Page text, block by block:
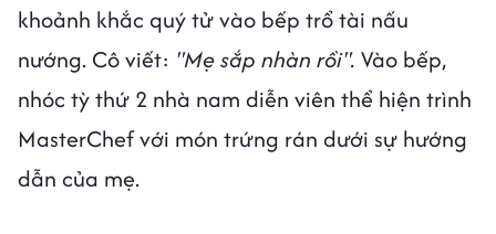
khoảnh khắc quý tử vào bếp trổ tài nấu
nướng. Cô viết: "Mẹ sắp nhàn rồi". Vào bếp,
nhóc tỳ thứ 2 nhà nam diễn viên thể hiện trình
MasterChef với món trứng rán dưới sự hướng
dẫn của mẹ.